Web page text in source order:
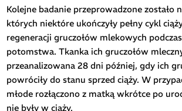
Kolejne badanie przeprowadzone zostało
których niektóre ukończyły pełny cykl
regeneracji gruczołów mlekowych
potomstwa. Tkanka ich gruczołów
przeanalizowana 28 dni później, gdy ich
powróciły do stanu sprzed ciąży. W
młode rozłączono z matką wkrótce po
nie były w ciąży.